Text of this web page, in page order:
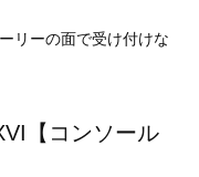
リーの面で受け付けな
【コンソール